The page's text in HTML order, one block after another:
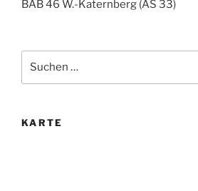
BAB 46 W.-Katernberg (AS 33)
nach:
KARTE